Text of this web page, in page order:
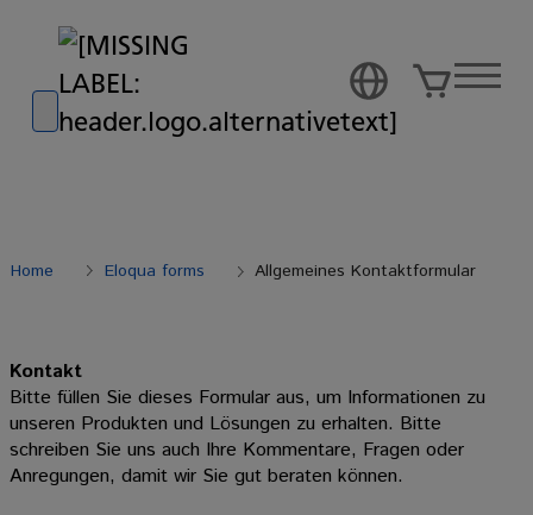
Go to banner
Go to content
Go to footer
Home Eloqua forms Allgemeines Kontaktformular
Kontakt
Bitte füllen Sie dieses Formular aus, um Informationen zu
unseren Produkten und Lösungen zu erhalten. Bitte
schreiben Sie uns auch Ihre Kommentare, Fragen oder
Anregungen, damit wir Sie gut beraten können.